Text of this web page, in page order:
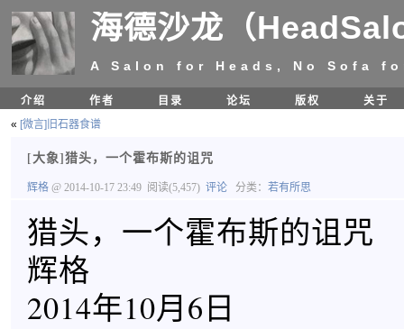
海德沙龙（
A Salon for Heads, No Sofa
介绍 作者 目录 论坛 版权
关于
« [微言]旧石器食谱
[大象]猎头，一个霍布斯的诅咒
辉格 @ 2014-10-17 23:49 阅读(5,457) 评论 分类： 若有所思
猎头，一个霍布斯的诅咒
辉格
2014年10月6日